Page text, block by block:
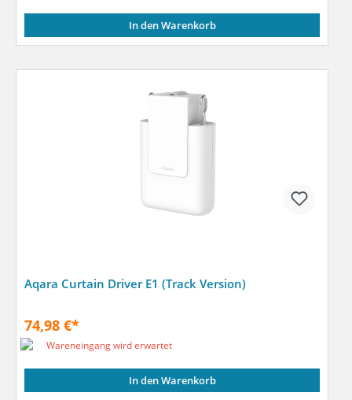
In den Warenkorb
Aqara Curtain Driver E1 (Track Version)
74,98 €*
Wareneingang wird erwartet
In den Warenkorb